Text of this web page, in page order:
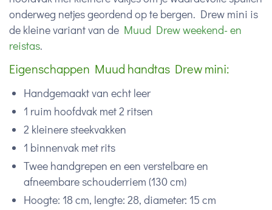
onderweg netjes geordend op te bergen. Drew mini is
de kleine variant van de Muud Drew weekend- en
reistas.
Eigenschappen Muud handtas Drew mini:
Handgemaakt van echt leer
1 ruim hoofdvak met 2 ritsen
2 kleinere steekvakken
1 binnenvak met rits
Twee handgrepen en een verstelbare en
afneembare schouderriem (130 cm)
Hoogte: 18 cm, lengte: 28, diameter: 15 cm